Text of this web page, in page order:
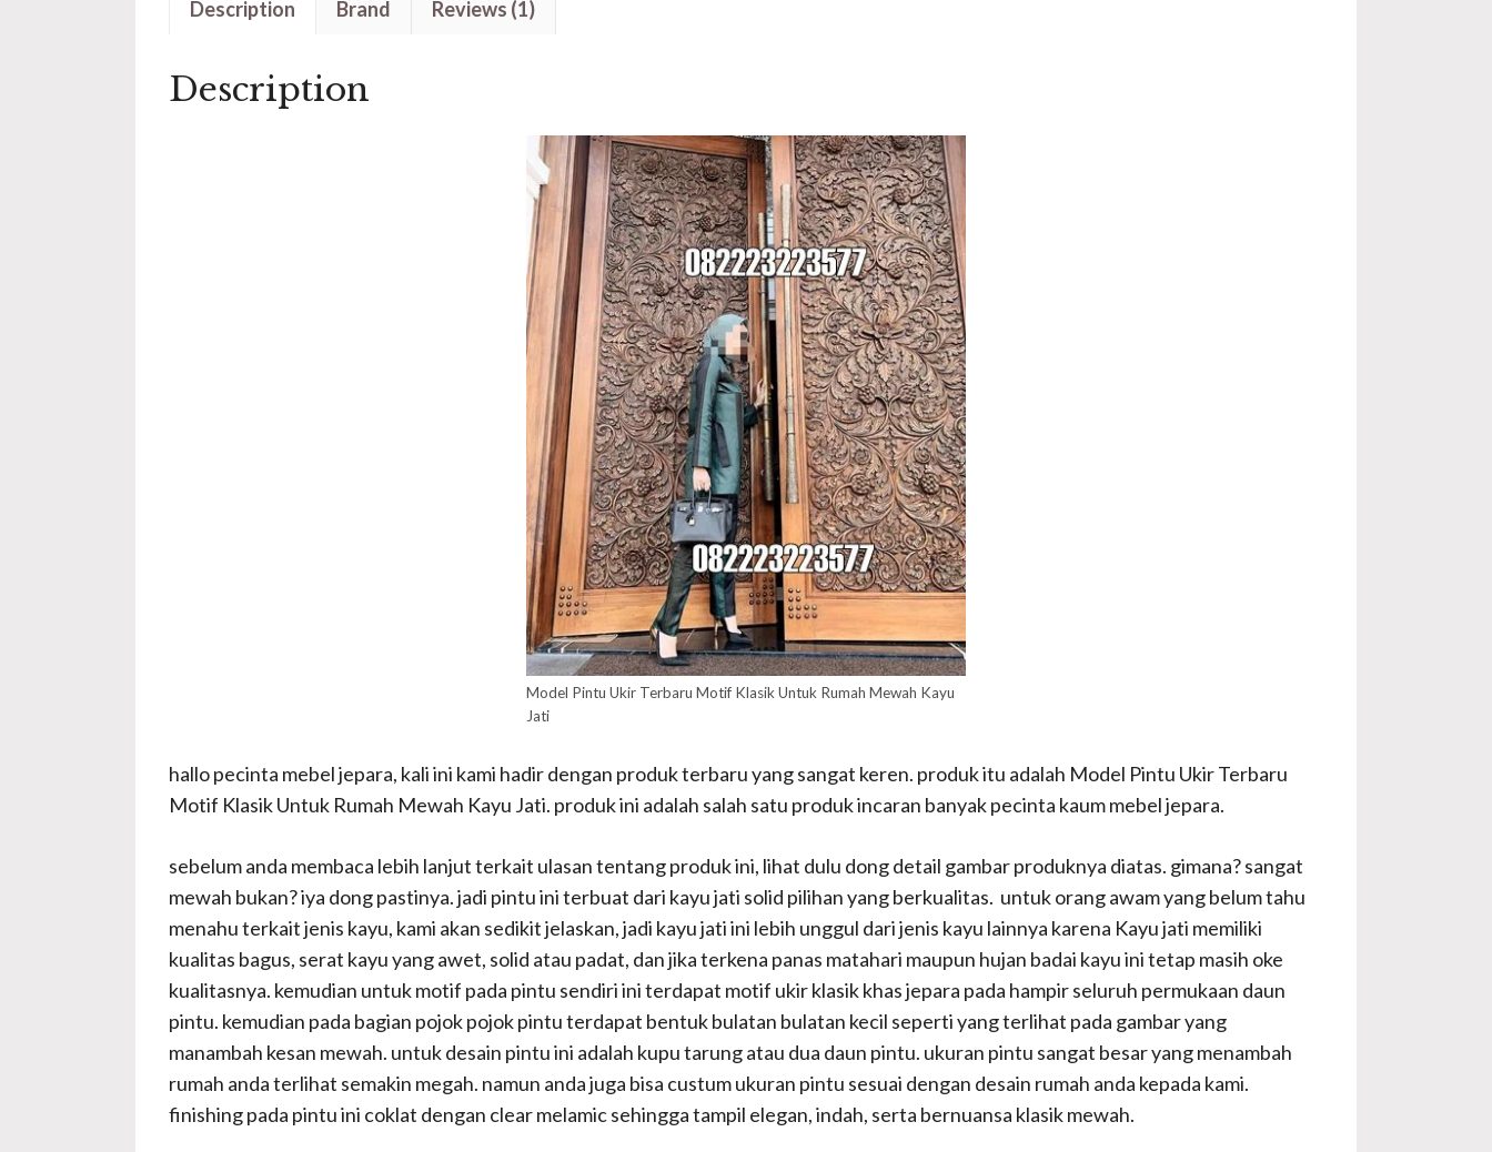
Mewah
Kayu
Jati
quantity
Description Brand Reviews (1)
Description
Model Pintu Ukir Terbaru Motif Klasik Untuk Rumah Mewah Kayu
Jati
hallo pecinta mebel jepara, kali ini kami hadir dengan produk terbaru yang sangat keren. produk itu adalah Model Pintu Ukir Terbaru
Motif Klasik Untuk Rumah Mewah Kayu Jati. produk ini adalah salah satu produk incaran banyak pecinta kaum mebel jepara.
sebelum anda membaca lebih lanjut terkait ulasan tentang produk ini, lihat dulu dong detail gambar produknya diatas. gimana? sangat
mewah bukan? iya dong pastinya. jadi pintu ini terbuat dari kayu jati solid pilihan yang berkualitas. untuk orang awam yang belum tahu
menahu terkait jenis kayu, kami akan sedikit jelaskan, jadi kayu jati ini lebih unggul dari jenis kayu lainnya karena Kayu jati memiliki
kualitas bagus, serat kayu yang awet, solid atau padat, dan jika terkena panas matahari maupun hujan badai kayu ini tetap masih oke
kualitasnya. kemudian untuk motif pada pintu sendiri ini terdapat motif ukir klasik khas jepara pada hampir seluruh permukaan daun
pintu. kemudian pada bagian pojok pojok pintu terdapat bentuk bulatan bulatan kecil seperti yang terlihat pada gambar yang
manambah kesan mewah. untuk desain pintu ini adalah kupu tarung atau dua daun pintu. ukuran pintu sangat besar yang menambah
rumah anda terlihat semakin megah. namun anda juga bisa custum ukuran pintu sesuai dengan desain rumah anda kepada kami.
finishing pada pintu ini coklat dengan clear melamic sehingga tampil elegan, indah, serta bernuansa klasik mewah.